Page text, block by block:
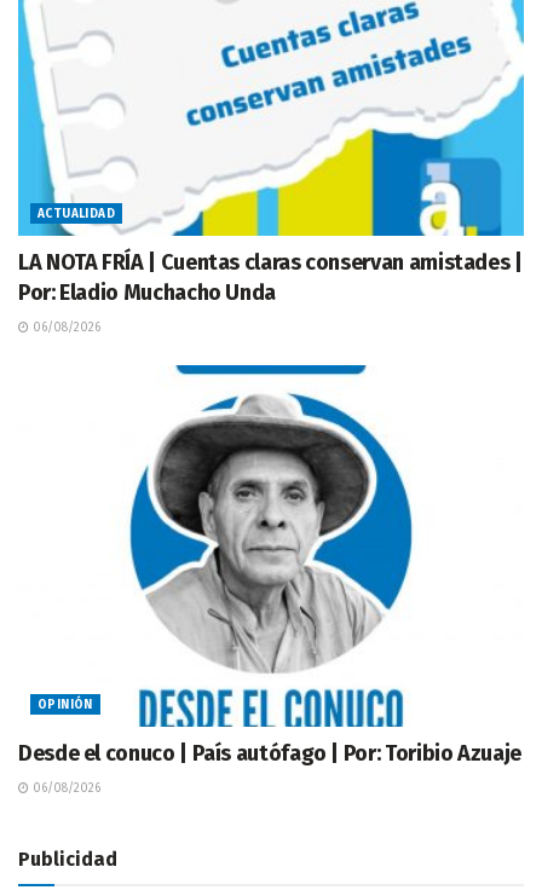
ACTUALIDAD
LA NOTA FRÍA | Cuentas claras conservan amistades |
Por: Eladio Muchacho Unda
06/08/2026
OPINIÓN
Desde el conuco | País autófago | Por: Toribio Azuaje
06/08/2026
Publicidad